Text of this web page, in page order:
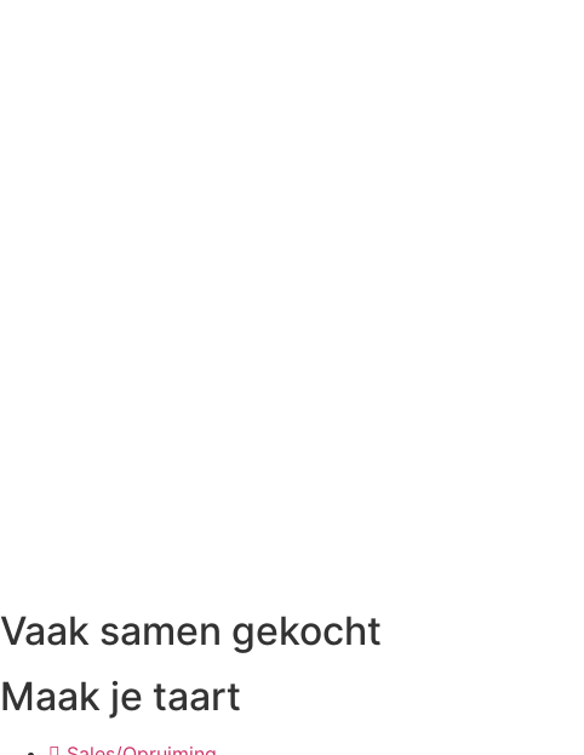
Vaak samen gekocht
Maak je taart